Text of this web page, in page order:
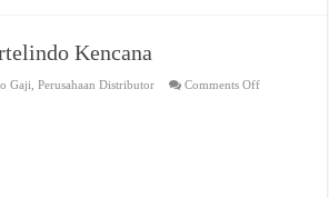
Kencana
Gaji ,Perusahaan Distributor Comments Offon